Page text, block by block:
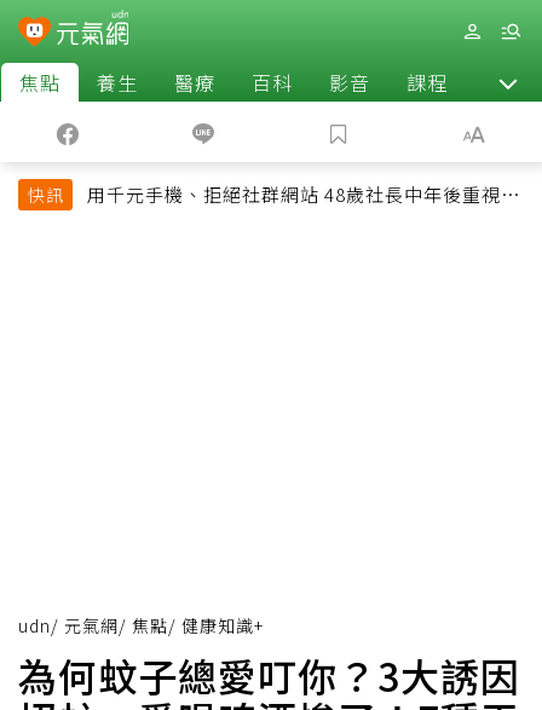
焦點 養生 醫療 百科 影音 課程 退休
快訊
用千元手機、拒絕社群網站 48歲社長中年後重視和
udn/ 元氣網/ 焦點/ 健康知識+
為何蚊子總愛叮你？3大誘因